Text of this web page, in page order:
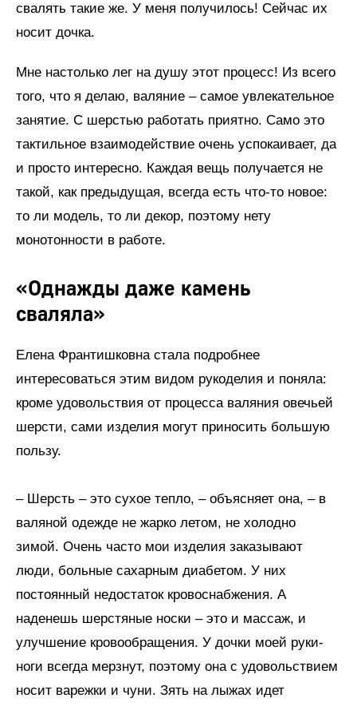
свалять такие же. У меня получилось! Сейчас их
носит дочка.
Мне настолько лег на душу этот процесс! Из всего
того, что я делаю, валяние – самое увлекательное
занятие. С шерстью работать приятно. Само это
тактильное взаимодействие очень успокаивает, да
и просто интересно. Каждая вещь получается не
такой, как предыдущая, всегда есть что-то новое:
то ли модель, то ли декор, поэтому нету
монотонности в работе.
«Однажды даже камень
сваляла»
Елена Франтишковна стала подробнее
интересоваться этим видом рукоделия и поняла:
кроме удовольствия от процесса валяния овечьей
шерсти, сами изделия могут приносить большую
пользу.
– Шерсть – это сухое тепло, – объясняет она, – в
валяной одежде не жарко летом, не холодно
зимой. Очень часто мои изделия заказывают
люди, больные сахарным диабетом. У них
постоянный недостаток кровоснабжения. А
наденешь шерстяные носки – это и массаж, и
улучшение кровообращения. У дочки моей руки-
ноги всегда мерзнут, поэтому она с удовольствием
носит варежки и чуни. Зять на лыжах идет